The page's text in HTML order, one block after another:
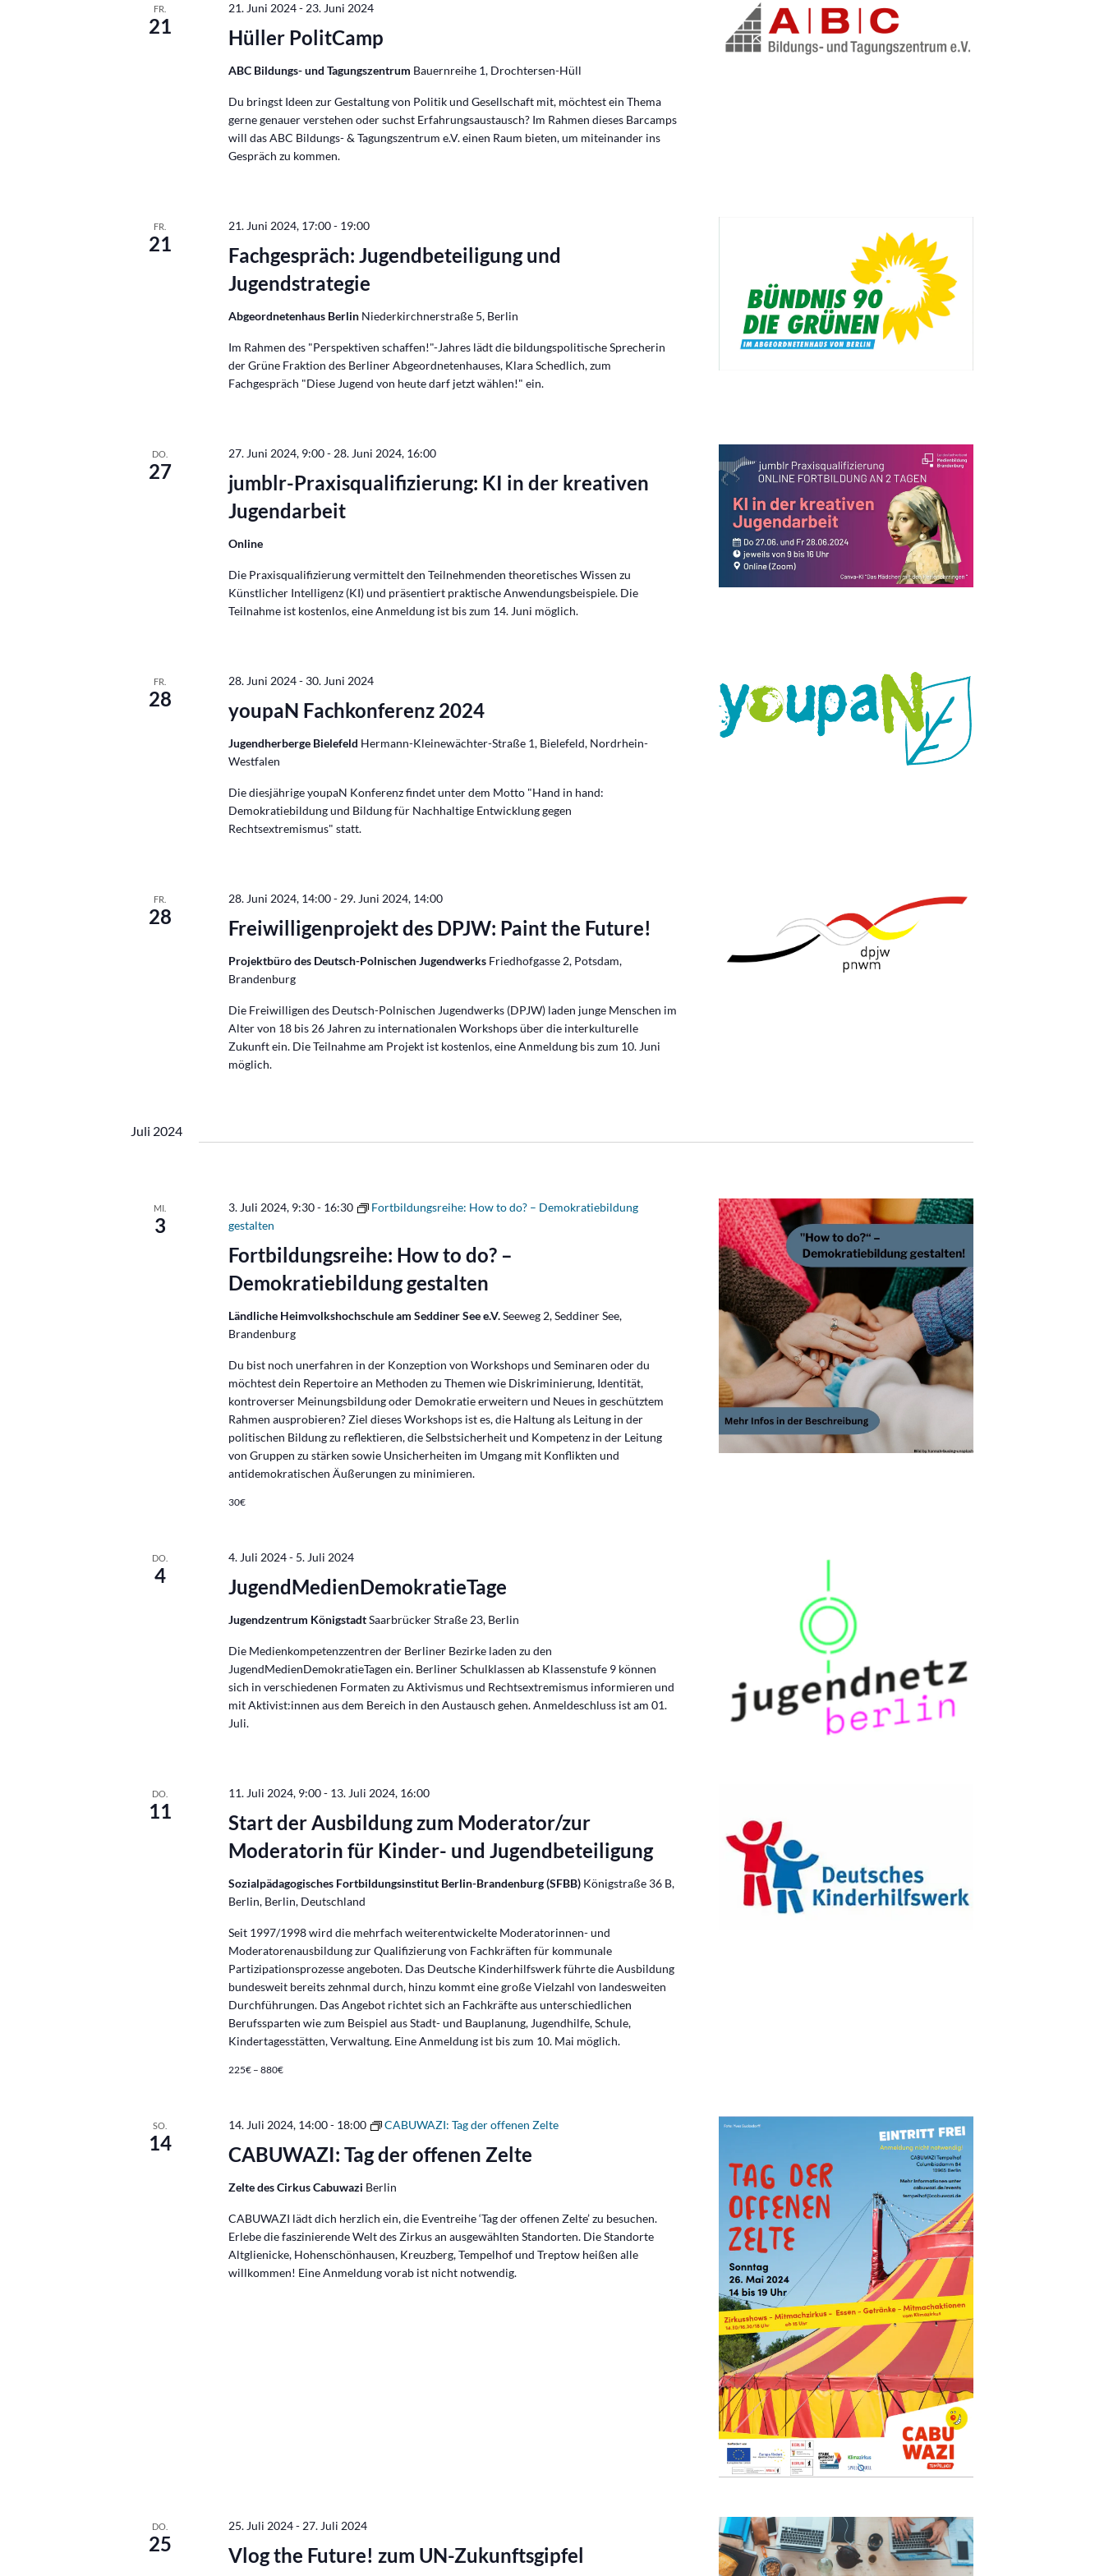
FR.
21 Hüller PolitCamp
21. Juni 2024- 23. Juni 2024
ABC Bildungs- und Tagungszentrum Bauernreihe 1, Drochtersen-Hüll
Du bringst Ideen zur Gestaltung von Politik und Gesellschaft mit, möchtest ein Thema
gerne genauer verstehen oder suchst Erfahrungsaustausch? Im Rahmen dieses Barcamps
will das ABC Bildungs- & Tagungszentrum e.V. einen Raum bieten, um miteinander ins
Gespräch zu kommen.
FR.
21
Fachgespräch: Jugendbeteiligung und
Jugendstrategie
21. Juni 2024, 17:00- 19:00
Abgeordnetenhaus Berlin Niederkirchnerstraße 5, Berlin
Im Rahmen des "Perspektiven schaffen!"-Jahres lädt die bildungspolitische Sprecherin
der Grüne Fraktion des Berliner Abgeordnetenhauses, Klara Schedlich, zum
Fachgespräch "Diese Jugend von heute darf jetzt wählen!" ein.
DO.
27
jumblr-Praxisqualifizierung: KI in der kreativen
Jugendarbeit
27. Juni 2024, 9:00- 28. Juni 2024, 16:00
Online
Die Praxisqualifizierung vermittelt den Teilnehmenden theoretisches Wissen zu
Künstlicher Intelligenz (KI) und präsentiert praktische Anwendungsbeispiele. Die
Teilnahme ist kostenlos, eine Anmeldung ist bis zum 14. Juni möglich.
FR.
28 youpaN Fachkonferenz 2024
28. Juni 2024- 30. Juni 2024
Jugendherberge Bielefeld Hermann-Kleinewächter-Straße 1, Bielefeld, Nordrhein-
Westfalen
Die diesjährige youpaN Konferenz findet unter dem Motto "Hand in hand:
Demokratiebildung und Bildung für Nachhaltige Entwicklung gegen
Rechtsextremismus" statt.
FR.
28 Freiwilligenprojekt des DPJW: Paint the Future!
28. Juni 2024, 14:00- 29. Juni 2024, 14:00
Projektbüro des Deutsch-Polnischen Jugendwerks Friedhofgasse 2, Potsdam,
Brandenburg
Die Freiwilligen des Deutsch-Polnischen Jugendwerks (DPJW) laden junge Menschen im
Alter von 18 bis 26 Jahren zu internationalen Workshops über die interkulturelle
Zukunft ein. Die Teilnahme am Projekt ist kostenlos, eine Anmeldung bis zum 10. Juni
möglich.
Juli 2024
MI.
3
Fortbildungsreihe: How to do? –
Demokratiebildung gestalten
3. Juli 2024, 9:30- 16:30
Fortbildungsreihe: How to do? – Demokratiebildung
gestalten
Ländliche Heimvolkshochschule am Seddiner See e.V.Seeweg 2, Seddiner See,
Brandenburg
Du bist noch unerfahren in der Konzeption von Workshops und Seminaren oder du
möchtest dein Repertoire an Methoden zu Themen wie Diskriminierung, Identität,
kontroverser Meinungsbildung oder Demokratie erweitern und Neues in geschütztem
Rahmen ausprobieren? Ziel dieses Workshops ist es, die Haltung als Leitung in der
politischen Bildung zu reflektieren, die Selbstsicherheit und Kompetenz in der Leitung
von Gruppen zu stärken sowie Unsicherheiten im Umgang mit Konflikten und
antidemokratischen Äußerungen zu minimieren.
30€
DO.
4 JugendMedienDemokratieTage
4. Juli 2024- 5. Juli 2024
Jugendzentrum KönigstadtSaarbrücker Straße 23, Berlin
Die Medienkompetenzzentren der Berliner Bezirke laden zu den
JugendMedienDemokratieTagen ein. Berliner Schulklassen ab Klassenstufe 9 können
sich in verschiedenen Formaten zu Aktivismus und Rechtsextremismus informieren und
mit Aktivist:innen aus dem Bereich in den Austausch gehen. Anmeldeschluss ist am 01.
Juli.
DO.
11
Start der Ausbildung zum Moderator/zur
Moderatorin für Kinder- und Jugendbeteiligung
11. Juli 2024, 9:00- 13. Juli 2024, 16:00
Sozialpädagogisches Fortbildungsinstitut Berlin-Brandenburg (SFBB) Königstraße 36 B,
Berlin, Berlin, Deutschland
Seit 1997/1998 wird die mehrfach weiterentwickelte Moderatorinnen- und
Moderatorenausbildung zur Qualifizierung von Fachkräften für kommunale
Partizipationsprozesse angeboten. Das Deutsche Kinderhilfswerk führte die Ausbildung
bundesweit bereits zehnmal durch, hinzu kommt eine große Vielzahl von landesweiten
Durchführungen. Das Angebot richtet sich an Fachkräfte aus unterschiedlichen
Berufssparten wie zum Beispiel aus Stadt- und Bauplanung, Jugendhilfe, Schule,
Kindertagesstätten, Verwaltung. Eine Anmeldung ist bis zum 10. Mai möglich.
225€ – 880€
SO.
14 CABUWAZI: Tag der offenen Zelte
14. Juli 2024, 14:00- 18:00 CABUWAZI: Tag der offenen Zelte
Zelte des Cirkus Cabuwazi Berlin
CABUWAZI lädt dich herzlich ein, die Eventreihe ‘Tag der offenen Zelte’ zu besuchen.
Erlebe die faszinierende Welt des Zirkus an ausgewählten Standorten. Die Standorte
Altglienicke, Hohenschönhausen, Kreuzberg, Tempelhof und Treptow heißen alle
willkommen! Eine Anmeldung vorab ist nicht notwendig.
DO.
25 Vlog the Future! zum UN-Zukunftsgipfel
25. Juli 2024- 27. Juli 2024